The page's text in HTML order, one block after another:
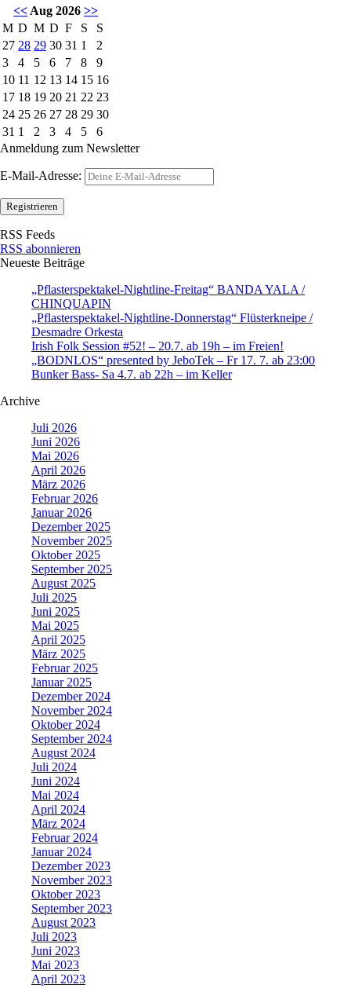
<<Aug 2026 >>
M D M D F S
S
27 28 29 30 31 1
2
3
4 5 6 7 8
9
10 11 12 13 14 15 16
17 18 19 20 21 22 23
24 25 26 27 28 29 30
31 1 2 3 4 5
6
Anmeldung zum Newsletter
E-Mail-Adresse:
RSS Feeds
RSS abonnieren
Neueste Beiträge
„Pflasterspektakel-Nightline-Freitag“ BANDA YALA /
CHINQUAPIN
„Pflasterspektakel-Nightline-Donnerstag“ Flüsterkneipe /
Desmadre Orkesta
Irish Folk Session #52! – 20.7. ab 19h – im Freien!
„BODNLOS“ presented by JeboTek – Fr 17. 7. ab 23:00
Bunker Bass- Sa 4.7. ab 22h – im Keller
Archive
Juli 2026
Juni 2026
Mai 2026
April 2026
März 2026
Februar 2026
Januar 2026
Dezember 2025
November 2025
Oktober 2025
September 2025
August 2025
Juli 2025
Juni 2025
Mai 2025
April 2025
März 2025
Februar 2025
Januar 2025
Dezember 2024
November 2024
Oktober 2024
September 2024
August 2024
Juli 2024
Juni 2024
Mai 2024
April 2024
März 2024
Februar 2024
Januar 2024
Dezember 2023
November 2023
Oktober 2023
September 2023
August 2023
Juli 2023
Juni 2023
Mai 2023
April 2023